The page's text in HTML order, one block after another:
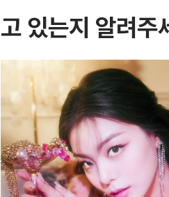
고 있는지 알려주